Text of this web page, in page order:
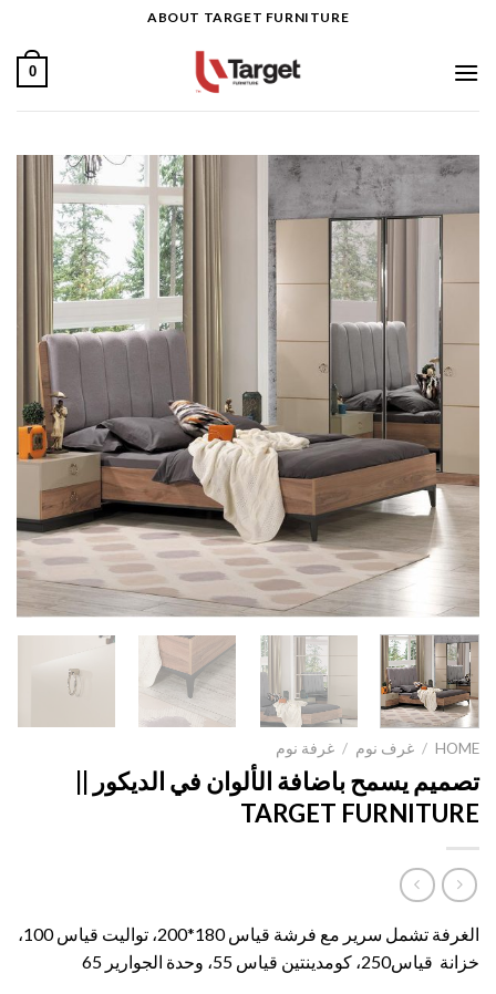
content
ABOUT TARGET FURNITURE
0
HOME
/ غرف نوم / غرفة نوم
تصميم يسمح باضافة الألوان في الديكور ||
TARGET FURNITURE
الغرفة تشمل سرير مع فرشة قياس 180*200، تواليت قياس 100،
خزانة قياس250، كومدينتين قياس 55، وحدة الجوارير 65